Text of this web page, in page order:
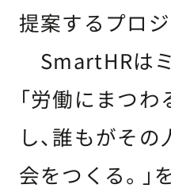
提案するプロジ
SmartHRは
「労働にまつ
し、誰もがそ
会をつくる。」